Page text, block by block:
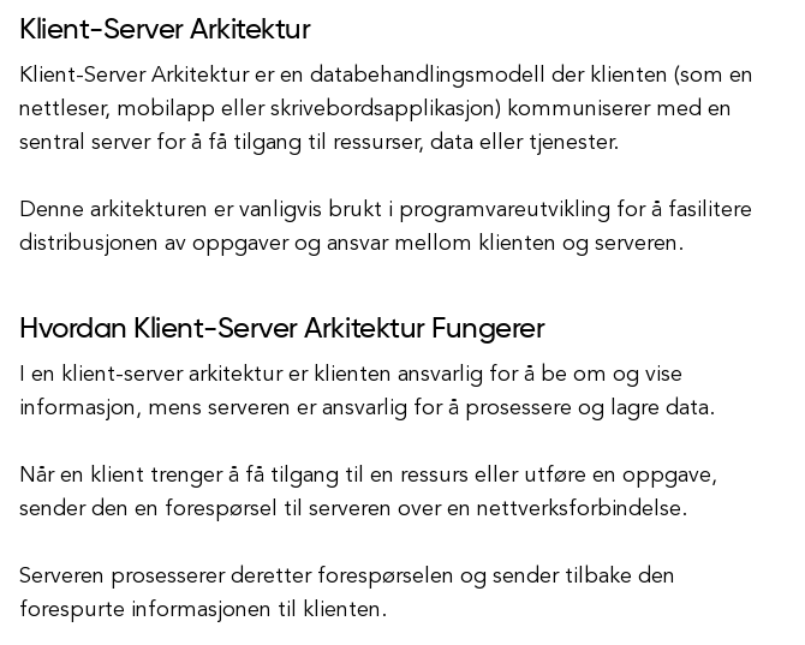
Klient-Server Arkitektur
Klient-Server Arkitektur er en databehandlingsmodell der klienten (som en
nettleser, mobilapp eller skrivebordsapplikasjon) kommuniserer med en
sentral server for å få tilgang til ressurser, data eller tjenester.
Denne arkitekturen er vanligvis brukt i programvareutvikling for å fasilitere
distribusjonen av oppgaver og ansvar mellom klienten og serveren.
Hvordan Klient-Server Arkitektur Fungerer
I en klient-server arkitektur er klienten ansvarlig for å be om og vise
informasjon, mens serveren er ansvarlig for å prosessere og lagre data.
Når en klient trenger å få tilgang til en ressurs eller utføre en oppgave,
sender den en forespørsel til serveren over en nettverksforbindelse.
Serveren prosesserer deretter forespørselen og sender tilbake den
forespurte informasjonen til klienten.